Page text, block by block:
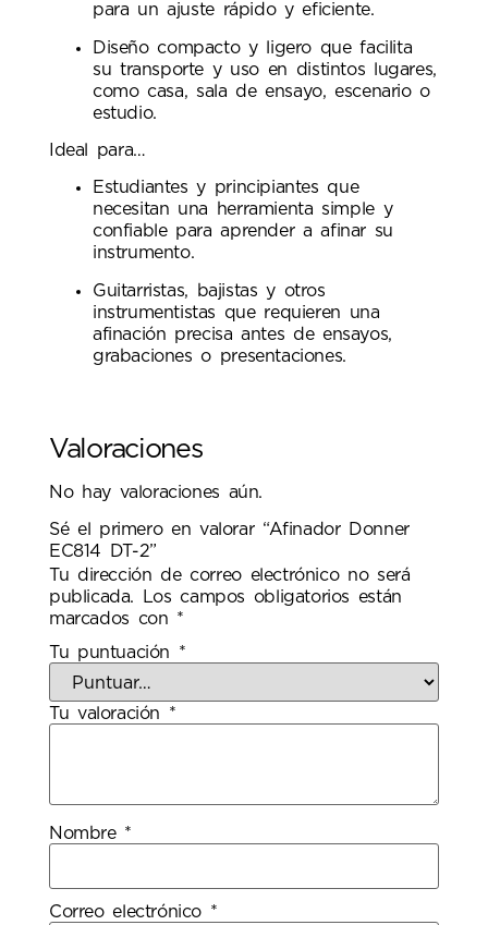
para un ajuste rápido y eficiente.
Diseño compacto y ligero que facilita
su transporte y uso en distintos lugares,
como casa, sala de ensayo, escenario o
estudio.
Ideal para…
Estudiantes y principiantes que
necesitan una herramienta simple y
confiable para aprender a afinar su
instrumento.
Guitarristas, bajistas y otros
instrumentistas que requieren una
afinación precisa antes de ensayos,
grabaciones o presentaciones.
Valoraciones
No hay valoraciones aún.
Sé el primero en valorar “Afinador Donner
EC814 DT-2”
Tu dirección de correo electrónico no será
publicada.
Los campos obligatorios están
marcados con *
Tu puntuación *
Tu valoración *
Nombre *
Correo electrónico *